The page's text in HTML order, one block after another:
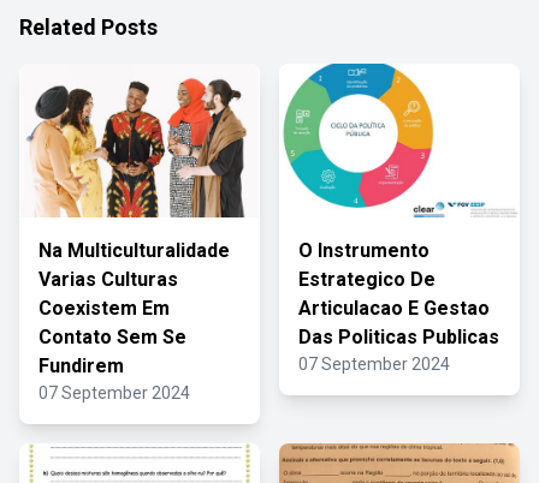
Related Posts
Na Multiculturalidade
Varias Culturas
Coexistem Em
Contato Sem Se
Fundirem
07 September 2024
O Instrumento
Estrategico De
Articulacao E Gestao
Das Politicas Publicas
07 September 2024